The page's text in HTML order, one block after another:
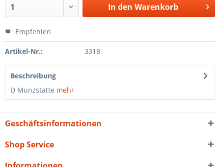
In den Warenkorb
Empfehlen
Artikel-Nr.: 3318
Beschreibung
D Münzstätte mehr
Geschäftsinformationen
Shop Service